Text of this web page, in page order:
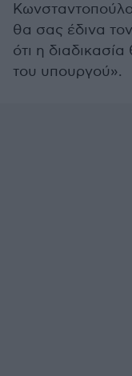
θα σας έδινα
ότι η
του υπουργού».